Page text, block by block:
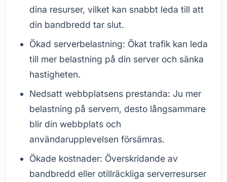
dina resurser, vilket kan snabbt leda till att
din bandbredd tar slut.
Ökad serverbelastning: Ökat trafik kan leda
till mer belastning på din server och sänka
hastigheten.
Nedsatt webbplatsens prestanda: Ju mer
belastning på servern, desto långsammare
blir din webbplats och
användarupplevelsen försämras.
Ökade kostnader: Överskridande av
bandbredd eller otillräckliga serverresurser